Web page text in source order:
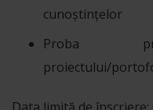
cunoștințelor
Proba
proiectului/
Data limită de